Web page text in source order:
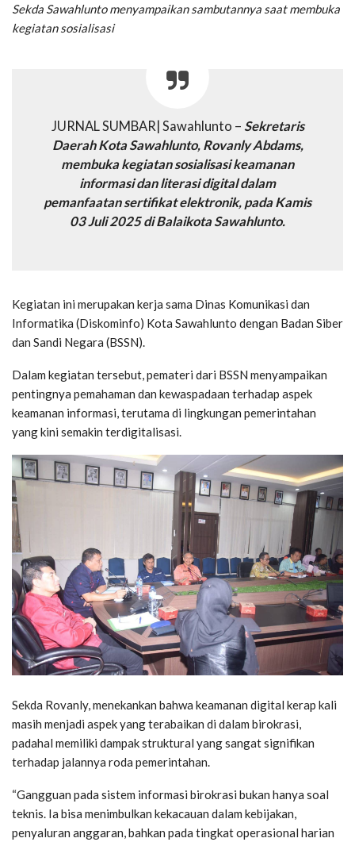
Sekda Sawahlunto menyampaikan sambutannya saat membuka
kegiatan sosialisasi
JURNAL SUMBAR| Sawahlunto – Sekretaris
Daerah Kota Sawahlunto, Rovanly Abdams,
membuka kegiatan sosialisasi keamanan
informasi dan literasi digital dalam
pemanfaatan sertifikat elektronik, pada Kamis
03 Juli 2025 di Balaikota Sawahlunto.
Kegiatan ini merupakan kerja sama Dinas Komunikasi dan
Informatika (Diskominfo) Kota Sawahlunto dengan Badan Siber
dan Sandi Negara (BSSN).
Dalam kegiatan tersebut, pemateri dari BSSN menyampaikan
pentingnya pemahaman dan kewaspadaan terhadap aspek
keamanan informasi, terutama di lingkungan pemerintahan
yang kini semakin terdigitalisasi.
Sekda Rovanly, menekankan bahwa keamanan digital kerap kali
masih menjadi aspek yang terabaikan di dalam birokrasi,
padahal memiliki dampak struktural yang sangat signifikan
terhadap jalannya roda pemerintahan.
“Gangguan pada sistem informasi birokrasi bukan hanya soal
teknis. Ia bisa menimbulkan kekacauan dalam kebijakan,
penyaluran anggaran, bahkan pada tingkat operasional harian